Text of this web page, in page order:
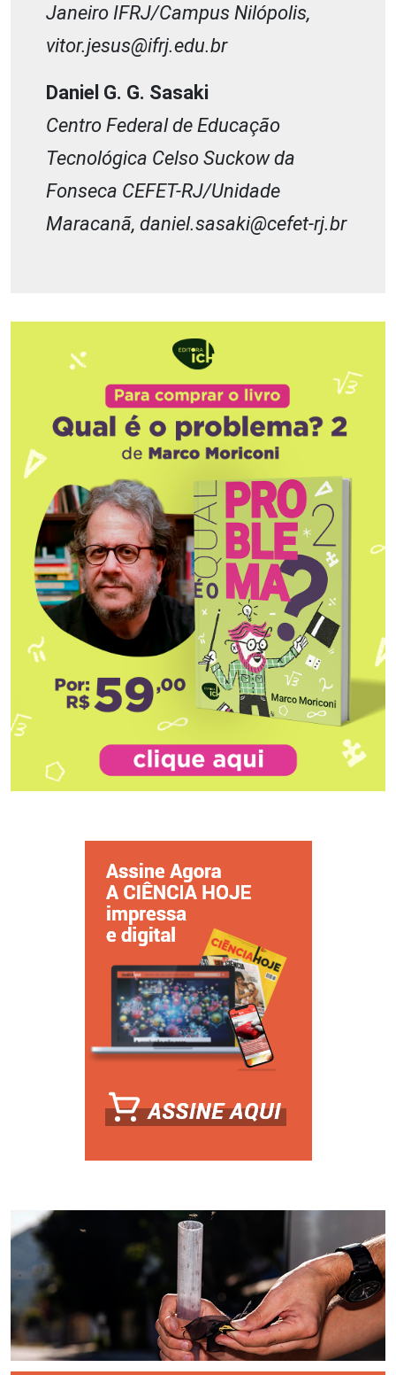
Janeiro IFRJ/Campus Nilópolis,
vitor.jesus@ifrj.edu.br
Daniel G. G. Sasaki
Centro Federal de Educação
Tecnológica Celso Suckow da
Fonseca CEFET-RJ/Unidade
Maracanã, daniel.sasaki@cefet-rj.br